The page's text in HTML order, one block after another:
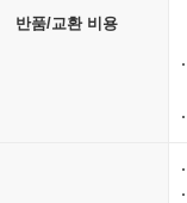
반품/교환 비용